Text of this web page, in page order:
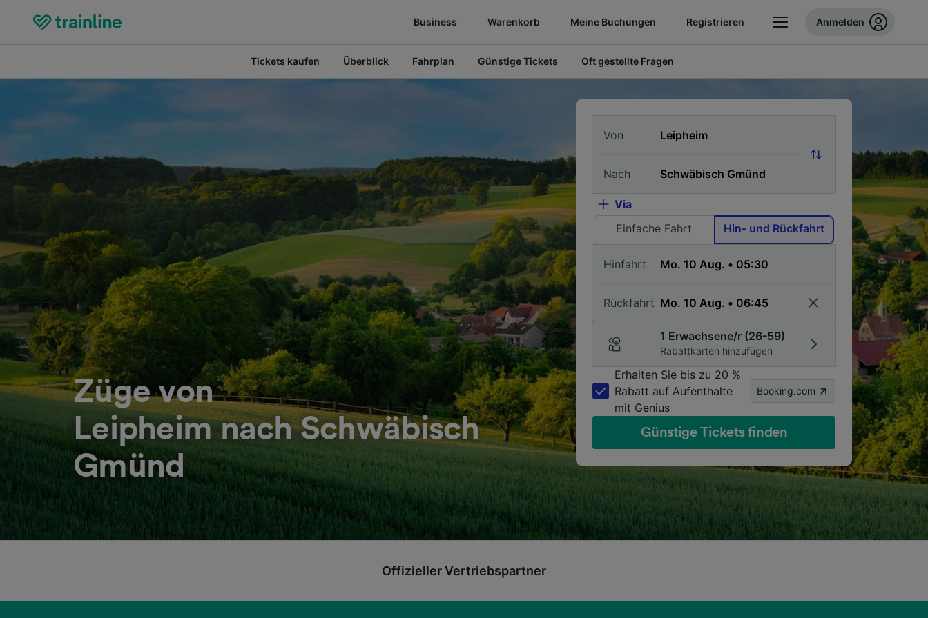
Business Warenkorb Meine Buchungen Registrieren Anmelden
Tickets kaufen Überblick Fahrplan Günstige Tickets Oft gestellte Fragen
Züge von
Leipheim nach Schwäbisch
Gmünd
Von
Nach
Via
Einfache Fahrt
Hin- und Rückfahrt
Hinfahrt
Rückfahrt
1 Erwachsene/r (26-59)
Rabattkarten hinzufügen
Erhalten Sie bis zu 20 %
Rabatt auf Aufenthalte
mit Genius
Booking.com
Günstige Tickets finden
Offizieller Vertriebspartner